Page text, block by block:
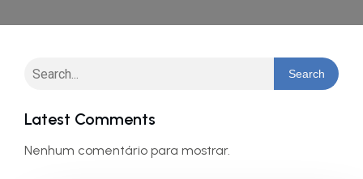
Search
Latest Comments
Nenhum comentário para mostrar.